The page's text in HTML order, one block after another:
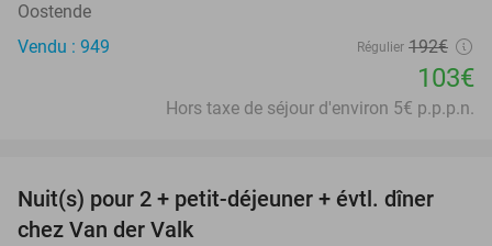
Oostende
Vendu : 949
Régulier 192€
103€
Hors taxe de séjour d'environ 5€ p.p.p.n.
51%
Nuit(s) pour 2 + petit-déjeuner + évtl. dîner
chez Van der Valk